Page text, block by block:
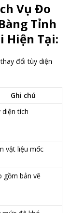
Vụ Đo
Tỉnh
Hiện Tại:
đổi tùy diện
Ghi chú
diện tích
vật liệu mốc
gồm bản vẽ